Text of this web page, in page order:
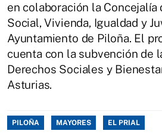
en colaboración la Concejalía
Social, Vivienda, Igualdad y
Ayuntamiento de Piloña. El
cuenta con la subvención de
Derechos Sociales y
Asturias.
PILOÑA MAYORES EL PRIAL